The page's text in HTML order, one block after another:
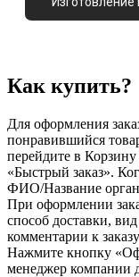
Как купить?
Для оформления
понравившийся
перейдите в
«Быстрый заказ».
ФИО/Название
При оформлении
способ доставки,
комментарии к
Нажмите кнопку
менеджер компании